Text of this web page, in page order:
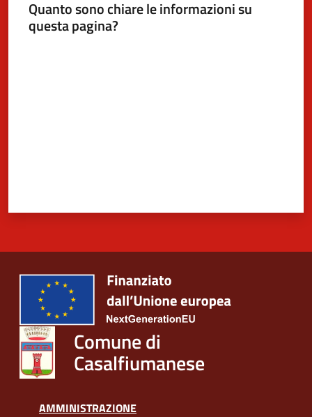
Quanto sono chiare le informazioni su
questa pagina?
Comune di
Casalfiumanese
AMMINISTRAZIONE